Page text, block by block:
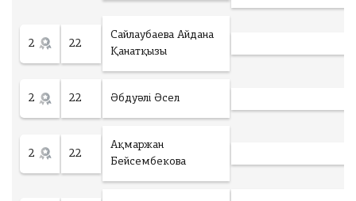
2 22
Сайлаубаева Айдана
Қанатқызы
2 22 Әбдуәлі Әсел
2 22
Ақмаржан
Бейсембекова